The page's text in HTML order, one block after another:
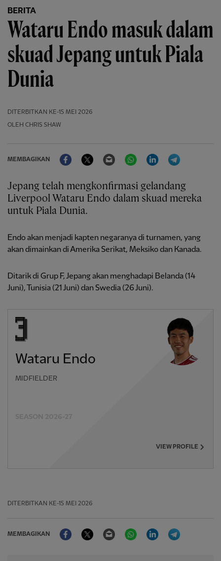
BERITA
Wataru Endo masuk dalam
skuad Jepang untuk Piala
Dunia
DITERBITKAN KE-15 MEI 2026
OLEH CHRIS SHAW
MEMBAGIKAN
FacebookTwitter Email WhatsAppLinkedIn
Jepang telah mengkonfirmasi gelandang
Liverpool Wataru Endo dalam skuad mereka
untuk Piala Dunia.
Endo akan menjadi kapten negaranya di turnamen, yang
akan dimainkan di Amerika Serikat, Meksiko dan Kanada.
Ditarik di Grup F, Jepang akan menghadapi Belanda (14
Juni), Tunisia (21 Juni) dan Swedia (26 Juni).
Wataru Endo
MIDFIELDER
VIEW PROFILE
DITERBITKAN KE-15 MEI 2026
MEMBAGIKAN
FacebookTwitter Email WhatsAppLinkedIn